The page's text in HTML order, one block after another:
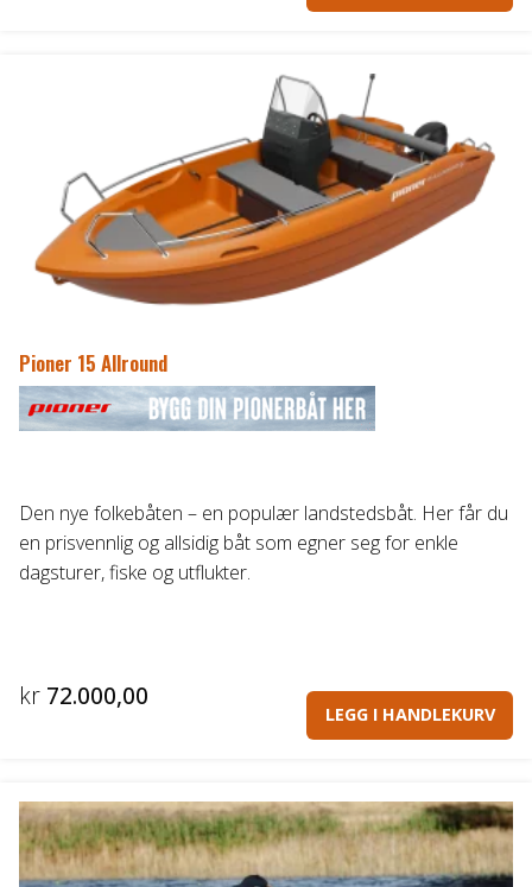
Pioner 15 Allround
Den nye folkebåten – en populær landstedsbåt. Her får du
en prisvennlig og allsidig båt som egner seg for enkle
dagsturer, fiske og utflukter.
kr 72.000,00
LEGG I HANDLEKURV